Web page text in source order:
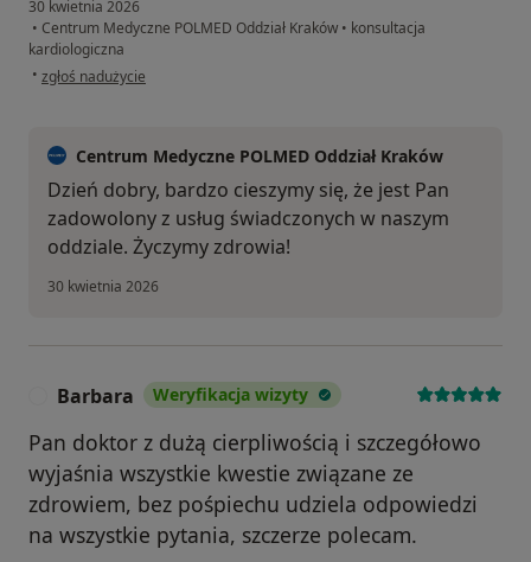
30 kwietnia 2026
• Centrum Medyczne POLMED Oddział Kraków • konsultacja
kardiologiczna
• w opinii użytkownika Wojciech
zgłoś nadużycie
Centrum Medyczne POLMED Oddział Kraków
Dzień dobry, bardzo cieszymy się, że jest Pan
zadowolony z usług świadczonych w naszym
oddziale. Życzymy zdrowia!
30 kwietnia 2026
Barbara Weryfikacja wizyty
Pan doktor z dużą cierpliwością i szczegółowo
wyjaśnia wszystkie kwestie związane ze
zdrowiem, bez pośpiechu udziela odpowiedzi
na wszystkie pytania, szczerze polecam.